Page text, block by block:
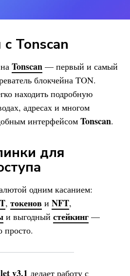
Tonscan
Tonscan — первый и самый
блокчейна TON.
находить подробную
адресах и многом
интерфейсом Tonscan.
для
одним касанием:
, токенов и NFT,
и выгодный стейкинг —
просто.
v3.1 делает работу с